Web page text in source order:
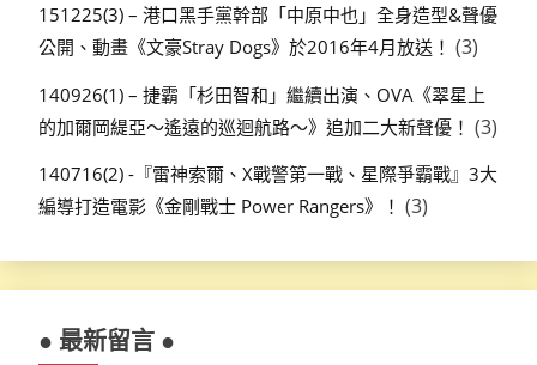
151225(3) – 港口黑手黨幹部「中原中也」全身造型&聲優
公開、動畫《文豪Stray Dogs》於2016年4月放送！ (3)
140926(1) – 捷霸「杉田智和」繼續出演、OVA《翠星上
的加爾岡緹亞～遙遠的巡迴航路～》追加二大新聲優！ (3)
140716(2) -『雷神索爾、X戰警第一戰、星際爭霸戰』3大
編導打造電影《金剛戰士 Power Rangers》！ (3)
● 最新留言 ●